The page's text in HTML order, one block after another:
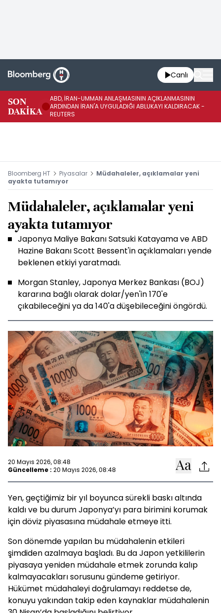
Canlı
SON
DAKİKA
ABD, İRAN-UMMAN ANLAŞMASININ AÇIKLANMASININ
ARDINDAN İRAN'A UYGULADIĞI ABLUKAYI KALDIRACAK -
REUTERS
Bloomberg HT Piyasalar
Müdahaleler, açıklamalar yeni
ayakta tutamıyor
Müdahaleler, açıklamalar yeni
ayakta tutamıyor
Japonya Maliye Bakanı Satsuki Katayama ve ABD
Hazine Bakanı Scott Bessent'in açıklamaları yende
beklenen etkiyi yaratmadı.
Morgan Stanley, Japonya Merkez Bankası (BOJ)
kararına bağlı olarak dolar/yen'in 170'e
çıkabileceğini ya da 140'a düşebileceğini öngördü.
20 Mayıs 2026, 08:48
Güncelleme : 20 Mayıs 2026, 08:48
Yen, geçtiğimiz bir yıl boyunca sürekli baskı altında
kaldı ve bu durum Japonya’yı para birimini korumak
için döviz piyasasına müdahale etmeye itti.
Son dönemde yapılan bu müdahalenin etkileri
şimdiden azalmaya başladı. Bu da Japon yetkililerin
piyasaya yeniden müdahale etmek zorunda kalıp
kalmayacakları sorusunu gündeme getiriyor.
Hükümet müdahaleyi doğrulamayı reddetse de,
konuyu yakından takip eden kaynaklar müdahalenin